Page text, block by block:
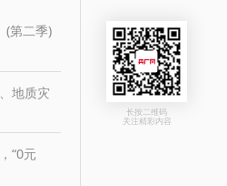
(第二季)
地质灾
“0元
长按二维码
关注精彩内容